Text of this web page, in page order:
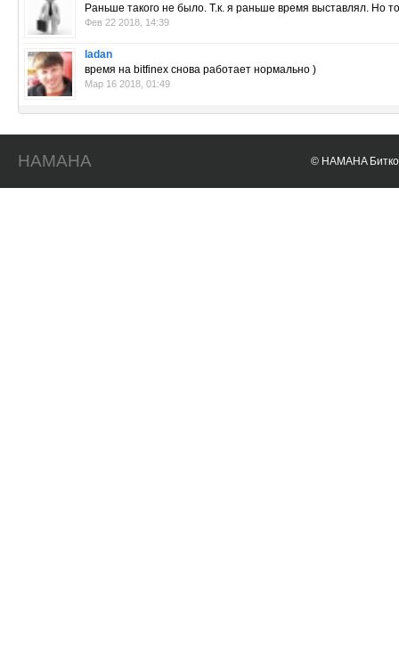
Раньше такого не было. Т.к. я раньше время выставлял. Но
Фев 22 2018, 14:39
ladan
время на bitfinex снова работает нормально )
Мар 16 2018, 01:49
HAMAHA © HAMAHA